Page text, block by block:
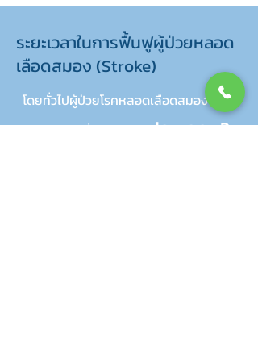
ระยะเวลาในการฟื้นฟูผู้ป่วยหลอด
เลือดสมอง (Stroke)
โดยทั่วไปผู้ป่วยโรคหลอดเลือดสมองจะเข้า
รับการรักษาที่ศูนย์ดูแลประมาณ 3-